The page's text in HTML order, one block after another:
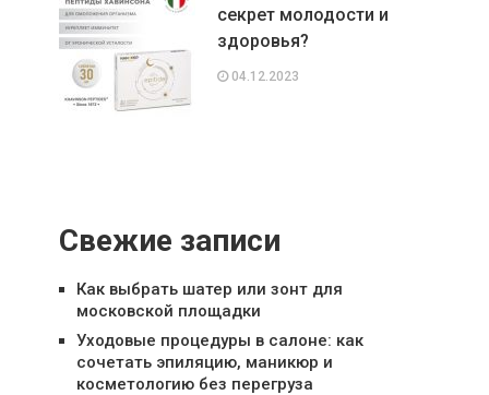
секрет молодости и
здоровья?
04.12.2023
Свежие записи
Как выбрать шатер или зонт для
московской площадки
Уходовые процедуры в салоне: как
сочетать эпиляцию, маникюр и
косметологию без перегруза